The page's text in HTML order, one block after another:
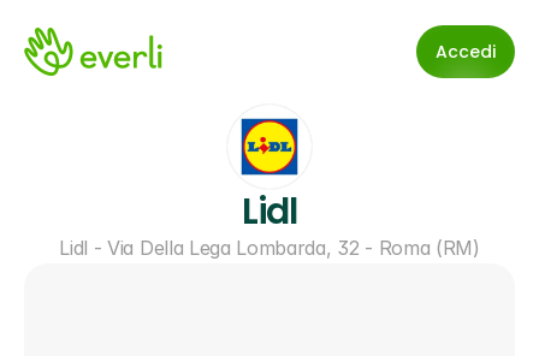
Accedi
Lidl
Lidl - Via Della Lega Lombarda, 32 - Roma (RM)